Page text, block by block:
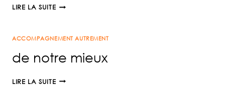
LIRE LA SUITEMERCI
RETOUR
ACCOMPAGNEMENT AUTREMENT
de notre mieux
LIRE LA SUITEDE